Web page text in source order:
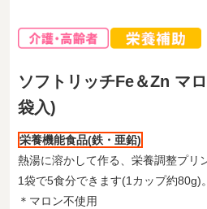
ソフトリッチFe＆Zn マ
袋入)
栄養機能食品(鉄・亜鉛)
熱湯に溶かして作る、栄養調整プリ
1袋で5食分できます(1カップ約80g)。
＊マロン不使用